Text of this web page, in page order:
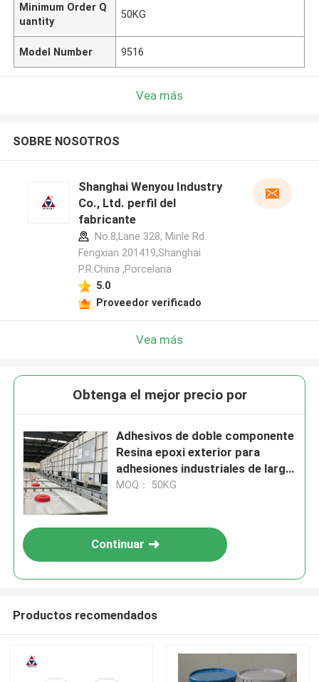
Minimum Order Q
uantity
50KG
Model Number 9516
Vea más
SOBRE NOSOTROS
Shanghai Wenyou Industry
Co., Ltd. perfil del
fabricante
No.8,Lane 328, Minle Rd.
Fengxian 201419,Shanghai
P.R.China ,Porcelana
5.0
Proveedor verificado
Vea más
Obtenga el mejor precio por
Adhesivos de doble componente
Resina epoxi exterior para
adhesiones industriales de larga
duración
MOQ： 50KG
Continuar
Productos recomendados